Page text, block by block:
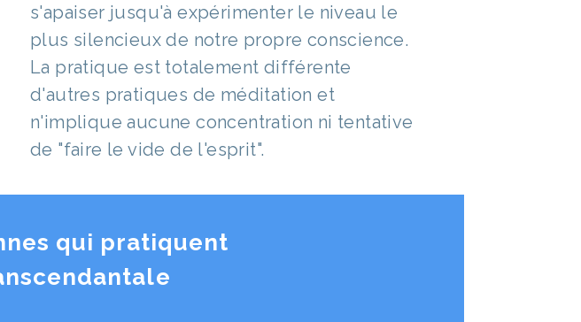
s'apaiser jusqu'à expérimenter le niveau le
plus silencieux de notre propre conscience.
La pratique est totalement différente
d'autres pratiques de méditation et
n'implique aucune concentration ni tentative
de "faire le vide de l'esprit".
qui pratiquent